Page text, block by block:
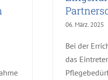
06. März. 2025
Bei der
das